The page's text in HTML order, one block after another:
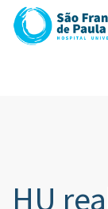
HU